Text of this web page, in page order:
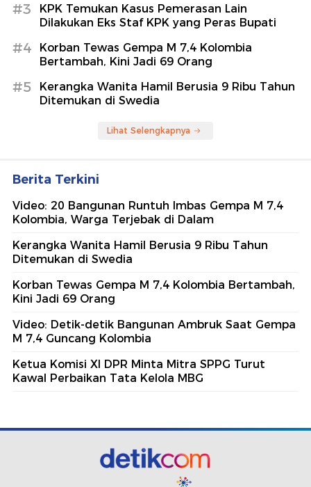
#3
KPK Temukan Kasus Pemerasan Lain
Dilakukan Eks Staf KPK yang Peras Bupati
#4
Korban Tewas Gempa M 7,4 Kolombia
Bertambah, Kini Jadi 69 Orang
#5
Kerangka Wanita Hamil Berusia 9 Ribu Tahun
Ditemukan di Swedia
Lihat Selengkapnya
Berita Terkini
Video: 20 Bangunan Runtuh Imbas Gempa M 7,4
Kolombia, Warga Terjebak di Dalam
Kerangka Wanita Hamil Berusia 9 Ribu Tahun
Ditemukan di Swedia
Korban Tewas Gempa M 7,4 Kolombia Bertambah,
Kini Jadi 69 Orang
Video: Detik-detik Bangunan Ambruk Saat Gempa
M 7,4 Guncang Kolombia
Ketua Komisi XI DPR Minta Mitra SPPG Turut
Kawal Perbaikan Tata Kelola MBG